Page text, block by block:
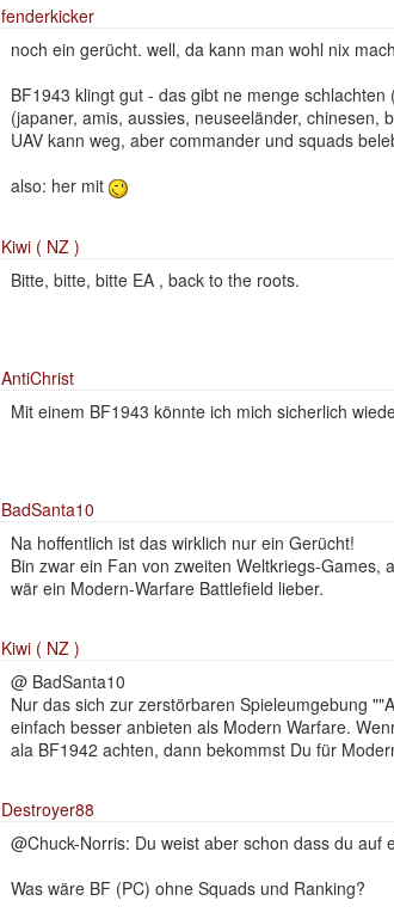
fenderkicker
noch ein gerücht. well, da kann man wohl nix
BF1943 klingt gut - das gibt ne menge
(japaner, amis, aussies, neuseeländer, chinesen,
UAV kann weg, aber commander und squads
also: her mit
Kiwi ( NZ )
Bitte, bitte, bitte EA , back to the roots.
AntiChrist
Mit einem BF1943 könnte ich mich sicherlich
BadSanta10
Na hoffentlich ist das wirklich nur ein Gerücht!
Bin zwar ein Fan von zweiten Weltkriegs-Games,
wär ein Modern-Warfare Battlefield lieber.
Kiwi ( NZ )
@ BadSanta10
Nur das sich zur zerstörbaren Spieleumgebung
einfach besser anbieten als Modern Warfare.
ala BF1942 achten, dann bekommst Du für
Destroyer88
@Chuck-Norris: Du weist aber schon dass du auf
Was wäre BF (PC) ohne Squads und Ranking?